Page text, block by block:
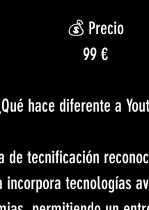
💰 Precio
99 €
hace diferente a
de tecnificación
tecnologías